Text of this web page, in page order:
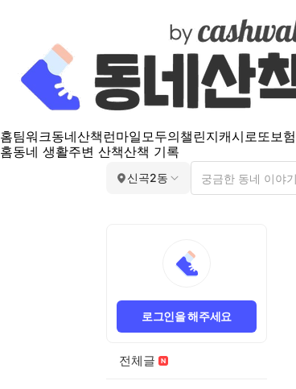
홈팀워크동네산책 런마일모두의챌린지캐시로또보험
홈동네 생활주변 산책산책 기록
신곡2동
로그인을 해주세요
전체글